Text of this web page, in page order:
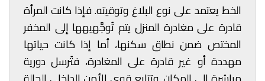
الخط يعتمد على نوع البلاغ وتوقيته. فإذا كانت المرأة
قادرة على مغادرة المنزل يتم تُوجَّهيهها إلى المخفر
المختص ضمن نطاق سكنها، أما إذا كانت حياتها
مهددة أو غير قادرة على المغادرة، فتُرسل دورية